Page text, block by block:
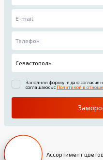
Заполняя форму, я даю согласие
соглашаюсь с Политикой в
Ассортимент